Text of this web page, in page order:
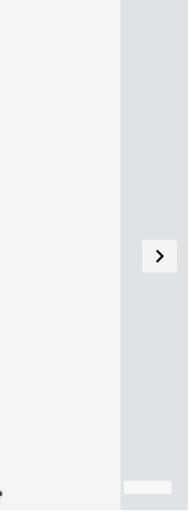
keyboard_arrow_right